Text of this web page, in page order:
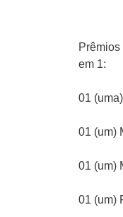
em 1:
01
01 (um)
01 (um)
01 (um)